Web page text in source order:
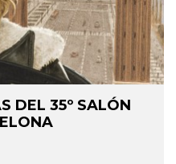
DEL 35º SALÓN